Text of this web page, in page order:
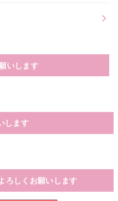
いします
します
ろしくお願いします